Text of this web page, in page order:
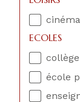
cinéma
ECOLES
collège
école